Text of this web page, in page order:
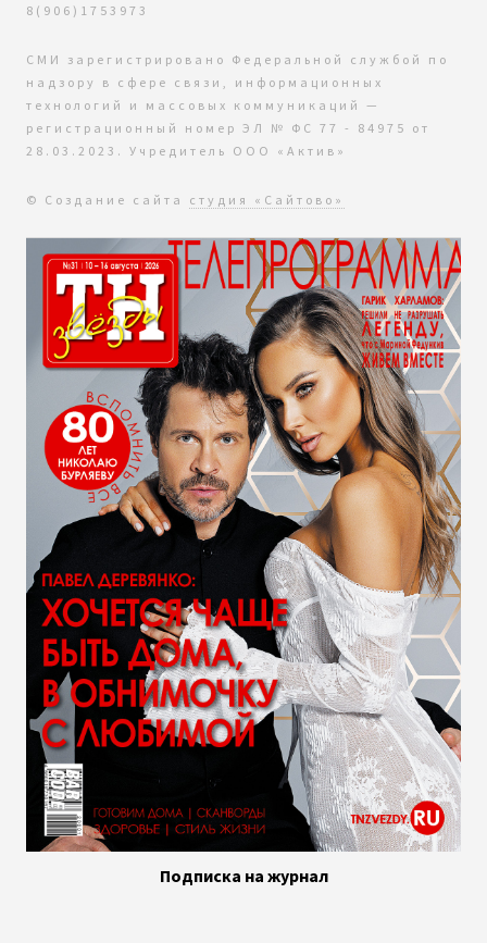
8(906)1753973
СМИ зарегистрировано Федеральной службой по
надзору в сфере связи, информационных
технологий и массовых коммуникаций —
регистрационный номер ЭЛ № ФС 77 - 84975 от
28.03.2023. Учредитель ООО «Актив»
© Создание сайта студия «Сайтово»
Подписка на журнал